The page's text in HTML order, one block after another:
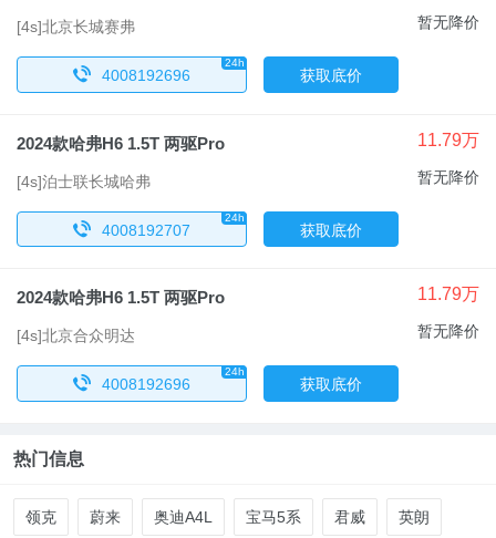
暂无降价
[4s]北京长城赛弗
x 4008192696
24h
获取底价
11.79万
2024款哈弗H6 1.5T 两驱Pro
暂无降价
[4s]泊士联长城哈弗
x 4008192707
24h
获取底价
11.79万
2024款哈弗H6 1.5T 两驱Pro
暂无降价
[4s]北京合众明达
x 4008192696
24h
获取底价
热门信息
领克 蔚来 奥迪A4L 宝马5系 君威 英朗